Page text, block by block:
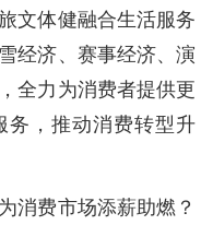
文体健融合生活服务
经济、赛事经济、演
全力为消费者提供更
务，推动消费转型升
消费市场添薪助燃？